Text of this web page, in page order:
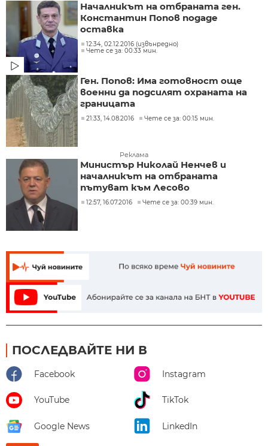
Началникът на отбраната ген.
Константин Попов подаде
оставка
12:34, 02.12.2016 (извънредно)
Чете се за: 00:33 мин.
Ген. Попов: Има готовност още
военни да подсилят охраната на
границата
21:33, 14.08.2016 Чете се за: 00:15 мин.
Реклама
Министър Николай Ненчев и
началникът на отбраната
пътуват към Лесово
12:57, 16.07.2016 Чете се за: 00:39 мин.
ПОСЛЕДВАЙТЕ НИ В
Facebook Instagram
YouTube TikTok
Google News LinkedIn